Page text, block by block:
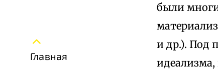
Главная
были
и др.). Под